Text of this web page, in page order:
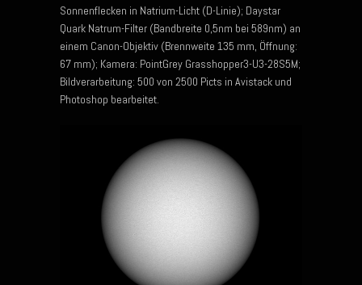
Sonnenflecken in Natrium-Licht (D-Linie); Daystar
Quark Natrum-Filter (Bandbreite 0,5nm bei 589nm) an
einem Canon-Objektiv (Brennweite 135 mm, Öffnung:
67 mm); Kamera: PointGrey Grasshopper3-U3-28S5M;
Bildverarbeitung: 500 von 2500 Picts in Avistack und
Photoshop bearbeitet.